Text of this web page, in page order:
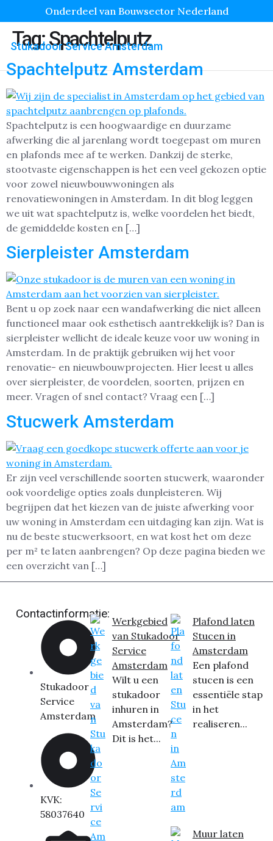
Onderdeel van Bouwsector Nederland
Stukadoor Service Amsterdam
Tag:Spachtelputz
Spachtelputz Amsterdam
Spachtelputz is een hoogwaardige en duurzame
afwerking die al jarenlang wordt toegepast om muren
en plafonds mee af te werken. Dankzij de sterke,
stootvaste eigenschappen is het een veel gekozen optie
voor zowel nieuwbouwwoningen als
renovatiewoningen in Amsterdam. In dit blog leggen
we uit wat spachtelputz is, welke voordelen het biedt,
de gemiddelde kosten en […]
Sierpleister Amsterdam
Bent u op zoek naar een wandafwerking die niet alleen
functioneel maar ook esthetisch aantrekkelijk is? Dan is
sierpleister wellicht de ideale keuze voor uw woning in
Amsterdam. In de praktijk gebruiken wij het voor
renovatie- en nieuwbouwprojecten. Hier leest u alles
over sierpleister, de voordelen, soorten, prijzen en
meer. Vragen of snel contact? Vraag een […]
Stucwerk Amsterdam
Er zijn veel verschillende soorten stucwerk, waaronder
ook voordelige opties zoals dunpleisteren. Wij
begrijpen dat het kiezen van de juiste afwerking voor
uw woning in Amsterdam een uitdaging kan zijn. Wat is
nu de beste stucwerksoort, en wat kost het om deze
per m² te laten aanbrengen? Op deze pagina bieden we
een overzicht van […]
Contactinformatie:
Stukadoor
Service
Amsterdam
KVK:
58037640
Werkgebied
van Stukadoor
Service
Amsterdam
Wilt u een
stukadoor
inhuren in
Amsterdam?
Dit is het...
Plafond laten
Stucen in
Amsterdam
Een plafond
stucen is een
essentiële stap
in het
realiseren...
Muur laten